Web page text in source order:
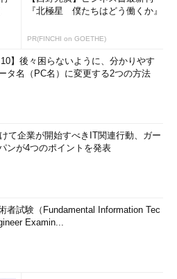
『北極星 僕たちはどう働くか』
PR(FINCHI on GOETHE)
10】後々困らないように、分かりやす
タ名（PC名）に変更する2つの方法
て企業が開始すべきIT関連行動、ガー
ンが4つのポイントを発表
者試験（Fundamental Information Tec
Examin...